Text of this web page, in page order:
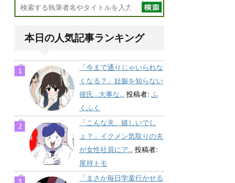
本日の人気記事ランキング
「今まで通りじゃいられな
くなる？」妊娠を知らない
彼氏…大事な... 投稿者: ふ
くふく
「こんな夫、嬉しいでし
ょ？」イクメン気取りの夫
が女性社員にア... 投稿者:
尾持トモ
「まさか毎日学童行かせる